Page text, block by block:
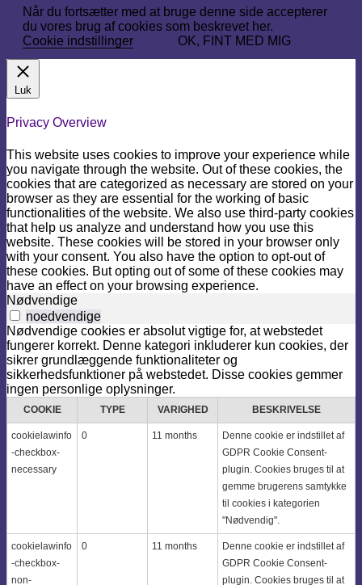
Når du fortsætter med at bruge denne side accepterer
du vores brug af cookies som beskrevet her.
Cookie indstillinger
OK, FINT MED MIG
Luk
Privacy Overview
This website uses cookies to improve your experience while
you navigate through the website. Out of these cookies, the
cookies that are categorized as necessary are stored on your
browser as they are essential for the working of basic
functionalities of the website. We also use third-party cookies
that help us analyze and understand how you use this
website. These cookies will be stored in your browser only
with your consent. You also have the option to opt-out of
these cookies. But opting out of some of these cookies may
have an effect on your browsing experience.
Nødvendige
noedvendige
Nødvendige cookies er absolut vigtige for, at webstedet
fungerer korrekt. Denne kategori inkluderer kun cookies, der
sikrer grundlæggende funktionaliteter og
sikkerhedsfunktioner på webstedet. Disse cookies gemmer
ingen personlige oplysninger.
COOKIE TYPE VARIGHED BESKRIVELSE
cookielawinfo
-checkbox-
necessary
0 11 months
Denne cookie er indstillet af
GDPR Cookie Consent-
plugin. Cookies bruges til at
gemme brugerens samtykke
til cookies i kategorien
"Nødvendig".
cookielawinfo
-checkbox-
non-
0 11 months
Denne cookie er indstillet af
GDPR Cookie Consent-
plugin. Cookies bruges til at